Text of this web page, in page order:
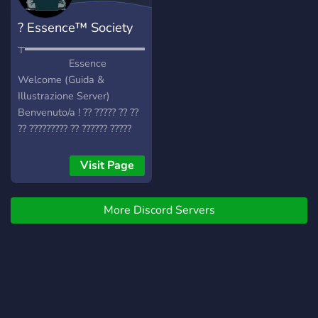
? Essence™ Society
Essence
Welcome (Guida &
Illustrazione Server)
Benvenuto/a ! ?? ????? ?? ??
?? ????????? ?? ?????? ?????
15/12/2020 ??? ?? ?????
???????? ?? ????????????
?'?????? ?? ???????. ?????????
??????????? ? ???? ?? ????????
Visit Page
More Discord Servers